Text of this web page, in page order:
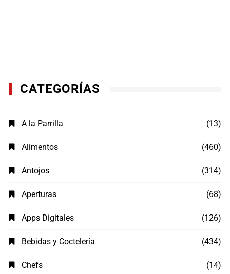
CATEGORÍAS
A la Parrilla (13)
Alimentos (460)
Antojos (314)
Aperturas (68)
Apps Digitales (126)
Bebidas y Coctelería (434)
Chefs (14)